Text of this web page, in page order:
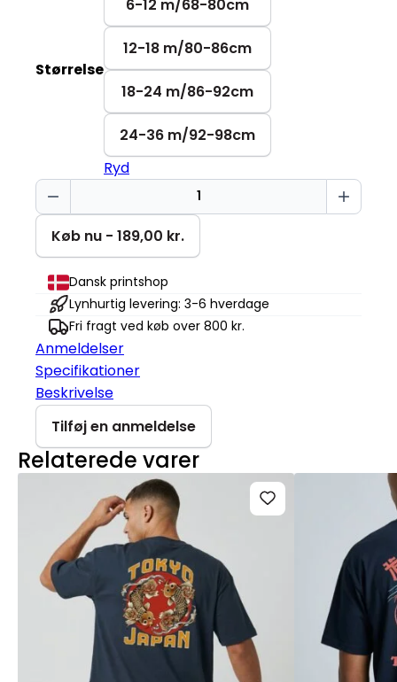
Størrelse
6-12 m/68-80cm
12-18 m/80-86cm
18-24 m/86-92cm
24-36 m/92-98cm
Ryd
Sød
dinosaur
Baby
Changer
antal
Køb nu - 189,00 kr.
Dansk printshop
Lynhurtig levering: 3-6 hverdage
Fri fragt ved køb over 800 kr.
Anmeldelser
Specifikationer
Beskrivelse
Tilføj en anmeldelse
Relaterede varer